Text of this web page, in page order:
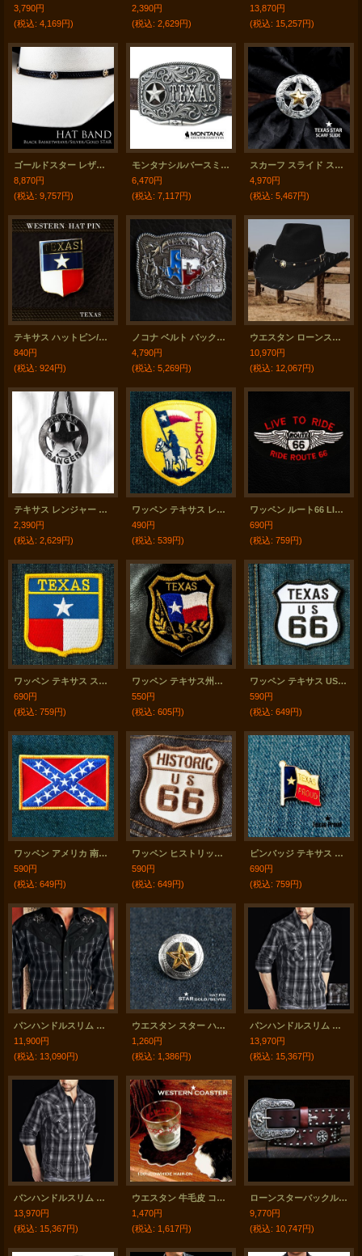
3,790円
(税込: 4,169円)
2,390円
(税込: 2,629円)
13,870円
(税込: 15,257円)
ゴールドスター レザー ハット バンド（ブラック）/Leather Hat Band(Black/Silver/Gold Star Concho)
8,870円
(税込: 9,757円)
モンタナシルバースミス ベルト バックル テキサス ローンスター ロングホーン/Montana Silversmiths Belt Buckle
6,470円
(税込: 7,117円)
スカーフ スライド スカーフ留め 大判スカーフ ワイルドラグ用（テキサススター）/Scarf Slide Texas Star
4,970円
(税込: 5,467円)
テキサス ハットピン/Pins
840円
(税込: 924円)
ノコナ ベルト バックル テキサス/Nocona Belt Buckle
4,790円
(税込: 5,269円)
ウエスタン ローンスター カウボーイ ハット（ブラック）/Bullhide Lone Star Cowboy Hat(Black)
10,970円
(税込: 12,067円)
テキサス レンジャー ボロタイ シルバースター/Bolo Tie Texas Ranger
2,390円
(税込: 2,629円)
ワッペン テキサス レンジャー オン ホース/Patch Texas Ranger
490円
(税込: 539円)
ワッペン ルート66 LIVE TO RIDE ブラック/Patch Route 66
690円
(税込: 759円)
ワッペン テキサス スター/Patch Texas
690円
(税込: 759円)
ワッペン テキサス州旗/Patch Texas
550円
(税込: 605円)
ワッペン テキサス US ルート66 ブラック・ホワイト 63mm×63mm/Patch TEXAS Route 66
590円
(税込: 649円)
ワッペン アメリカ 南軍 レベルフラッグ/Patch
590円
(税込: 649円)
ワッペン ヒストリック ルート66 クリーム・ブラウン/Patch Route 66
590円
(税込: 649円)
ピンバッジ テキサス プラウド/Pin TEXAS PROUD
690円
(税込: 759円)
パンハンドルスリム 刺繍 ウエスタン シャツ（ブラック プラッド フローラル/長袖）/Panhandle Slim Long Sleeve Western Shirt(Black)
11,900円
(税込: 13,090円)
ウエスタン スター ハットピン ピンバッジ（ゴールド・シルバー）/Hat Pin Star Gold Silver
1,260円
(税込: 1,386円)
パンハンドルスリム ロックンロールカウボーイ 刺繍 ウエスタンシャツ ブラウン・ホワイト・ブルー（長袖）/Panhandle Slim Rock & Roll Cowboy Long Sleeve Western Shirt(Brown/White/Blue)
13,970円
(税込: 15,367円)
パンハンドルスリム ロックンロールカウボーイ 刺繍 ウエスタンシャツ ブラック・ホワイト・ブルー（長袖）/Panhandle Slim Rock & Roll Cowboy Long Sleeve Western Shirt(Black/White/Blue)
13,970円
(税込: 15,367円)
ウエスタン 牛毛皮 コースター/Cowhide Hair-on Coaster
1,470円
(税込: 1,617円)
ローンスターバックル レザー ベルト（ブラウン）/Leather Belt(Brown)
9,770円
(税込: 10,747円)